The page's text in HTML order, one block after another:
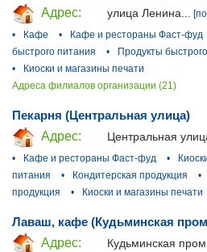
Адрес:
улица Ленина...
•
Кафе • Кафе и рестораны Фаст-фуд
быстрого питания
•
Продукты
•
Киоски и магазины печати
Адреса филиалов организации (21)
Пекарня (Центральная улица)
Адрес:
Центральная
•
Кафе и рестораны Фаст-фуд •
питания
• Кондитерская продукция •
продукция
• Киоски и магазины печати
Лаваш, кафе (Кудьминская
Адрес:
Кудьминская